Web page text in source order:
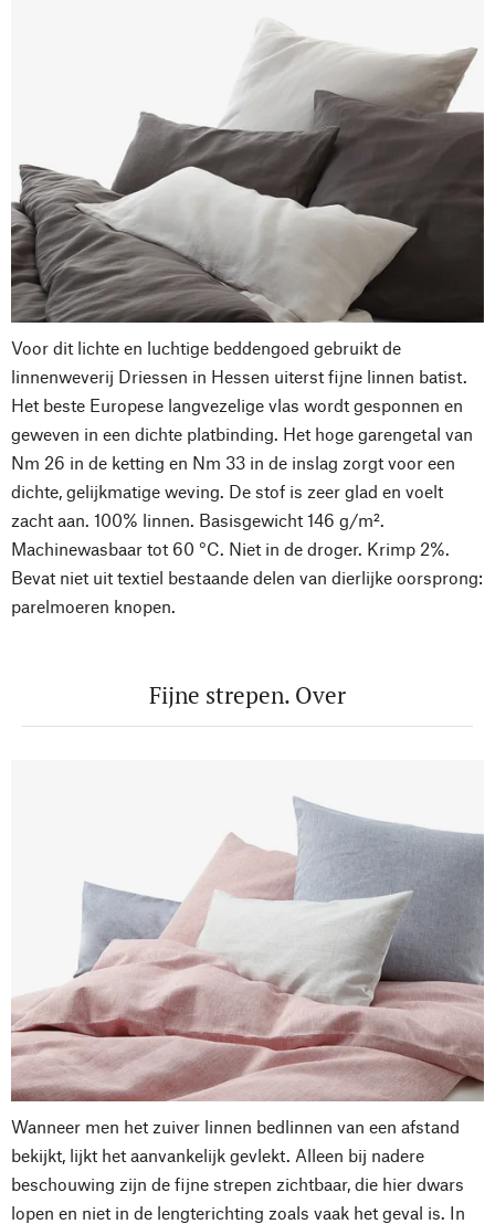
Voor dit lichte en luchtige beddengoed gebruikt de
linnenweverij Driessen in Hessen uiterst fijne linnen batist.
Het beste Europese langvezelige vlas wordt gesponnen en
geweven in een dichte platbinding. Het hoge garengetal van
Nm 26 in de ketting en Nm 33 in de inslag zorgt voor een
dichte, gelijkmatige weving. De stof is zeer glad en voelt
zacht aan. 100% linnen. Basisgewicht 146 g/m².
Machinewasbaar tot 60 °C. Niet in de droger. Krimp 2%.
Bevat niet uit textiel bestaande delen van dierlijke oorsprong:
parelmoeren knopen.
Fijne strepen. Over
Wanneer men het zuiver linnen bedlinnen van een afstand
bekijkt, lijkt het aanvankelijk gevlekt. Alleen bij nadere
beschouwing zijn de fijne strepen zichtbaar, die hier dwars
lopen en niet in de lengterichting zoals vaak het geval is. In